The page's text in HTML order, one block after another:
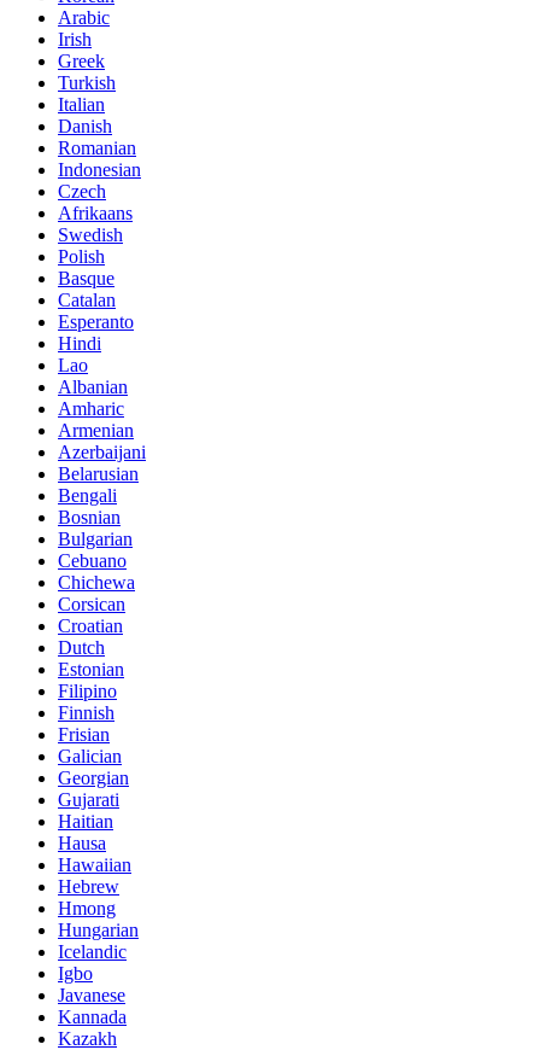
Arabic
Irish
Greek
Turkish
Italian
Danish
Romanian
Indonesian
Czech
Afrikaans
Swedish
Polish
Basque
Catalan
Esperanto
Hindi
Lao
Albanian
Amharic
Armenian
Azerbaijani
Belarusian
Bengali
Bosnian
Bulgarian
Cebuano
Chichewa
Corsican
Croatian
Dutch
Estonian
Filipino
Finnish
Frisian
Galician
Georgian
Gujarati
Haitian
Hausa
Hawaiian
Hebrew
Hmong
Hungarian
Icelandic
Igbo
Javanese
Kannada
Kazakh